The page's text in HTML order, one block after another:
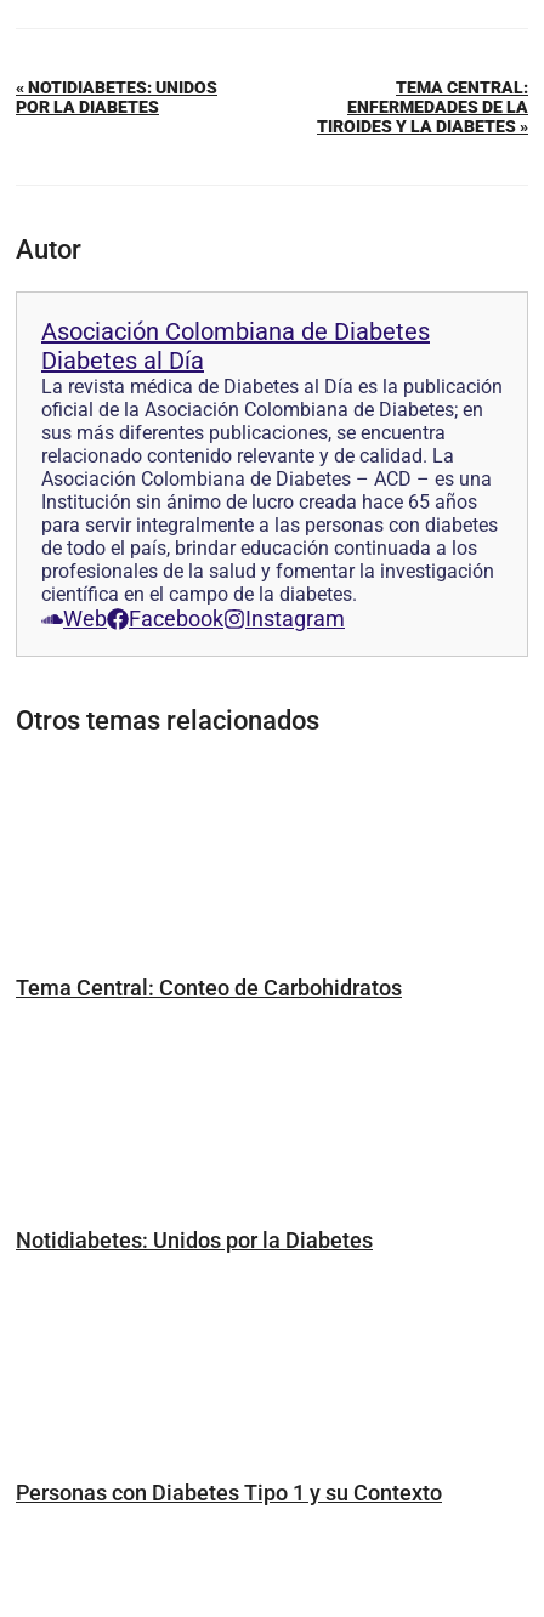
« NOTIDIABETES: UNIDOS
POR LA DIABETES
TEMA CENTRAL:
ENFERMEDADES DE LA
TIROIDES Y LA DIABETES »
Autor
Asociación Colombiana de Diabetes
Diabetes al Día
La revista médica de Diabetes al Día es la publicación
oficial de la Asociación Colombiana de Diabetes; en
sus más diferentes publicaciones, se encuentra
relacionado contenido relevante y de calidad. La
Asociación Colombiana de Diabetes – ACD – es una
Institución sin ánimo de lucro creada hace 65 años
para servir integralmente a las personas con diabetes
de todo el país, brindar educación continuada a los
profesionales de la salud y fomentar la investigación
científica en el campo de la diabetes.
Web Facebook Instagram
Otros temas relacionados
Tema Central: Conteo de Carbohidratos
Notidiabetes: Unidos por la Diabetes
Personas con Diabetes Tipo 1 y su Contexto